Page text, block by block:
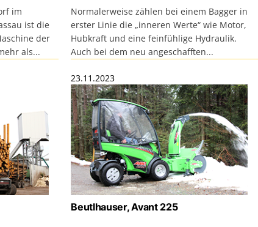
im
ist die
der
als...
Normalerweise zählen bei einem Bagger in
erster Linie die „inneren Werte“ wie Motor,
Hubkraft und eine feinfühlige Hydraulik.
Auch bei dem neu angeschafften...
23.11.2023
Beutlhauser, Avant 225